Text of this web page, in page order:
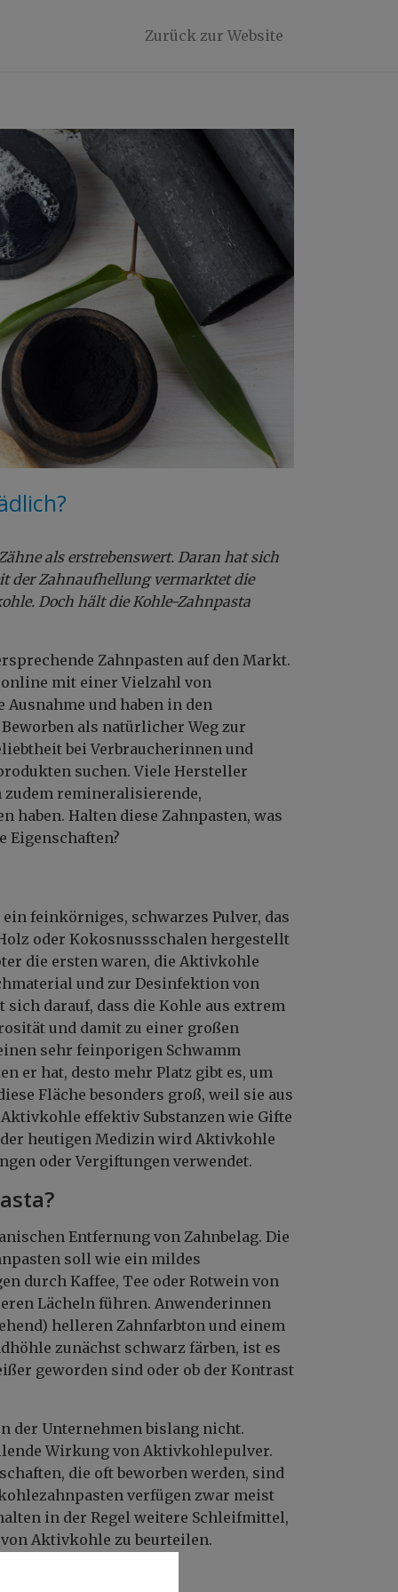
Zurück zur Website
als erstrebenswert. Daran hat sich
der Zahnaufhellung vermarktet die
Doch hält die Kohle-Zahnpasta
Zahnpasten auf den Markt.
mit einer Vielzahl von
und haben in den
als natürlicher Weg zur
bei Verbraucherinnen und
suchen. Viele Hersteller
zudem remineralisierende,
Halten diese Zahnpasten, was
Eigenschaften?
feinkörniges, schwarzes Pulver, das
oder Kokosnussschalen hergestellt
die ersten waren, die Aktivkohle
und zur Desinfektion von
darauf, dass die Kohle aus extrem
und damit zu einer großen
sehr feinporigen Schwamm
er hat, desto mehr Platz gibt es, um
Fläche besonders groß, weil sie aus
effektiv Substanzen wie Gifte
heutigen Medizin wird Aktivkohle
oder Vergiftungen verwendet.
Entfernung von Zahnbelag. Die
soll wie ein mildes
durch Kaffee, Tee oder Rotwein von
Lächeln führen. Anwenderinnen
helleren Zahnfarbton und einem
zunächst schwarz färben, ist es
geworden sind oder ob der Kontrast
der Unternehmen bislang nicht.
Wirkung von Aktivkohlepulver.
die oft beworben werden, sind
verfügen zwar meist
in der Regel weitere Schleifmittel,
Aktivkohle zu beurteilen.